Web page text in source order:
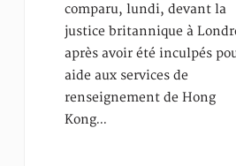
comparu, lundi, devant la
justice britannique à
après avoir été inculpés
aide aux services de
renseignement de Hong
Kong…